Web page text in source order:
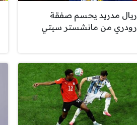
ريال مدريد يحسم صفقة
رودري من مانشستر سيتي